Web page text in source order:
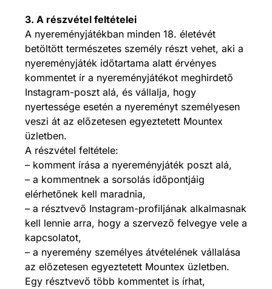
3. A részvétel feltételei
A nyereményjátékban minden 18. életévét
betöltött természetes személy részt vehet, aki a
nyereményjáték időtartama alatt érvényes
kommentet ír a nyereményjátékot meghirdető
Instagram-poszt alá, és vállalja, hogy
nyertessége esetén a nyereményt személyesen
veszi át az előzetesen egyeztetett Mountex
üzletben.
A részvétel feltétele:
– komment írása a nyereményjáték poszt alá,
– a kommentnek a sorsolás időpontjáig
elérhetőnek kell maradnia,
– a résztvevő Instagram-profiljának alkalmasnak
kell lennie arra, hogy a szervező felvegye vele a
kapcsolatot,
– a nyeremény személyes átvételének vállalása
az előzetesen egyeztetett Mountex üzletben.
Egy résztvevő több kommentet is írhat,